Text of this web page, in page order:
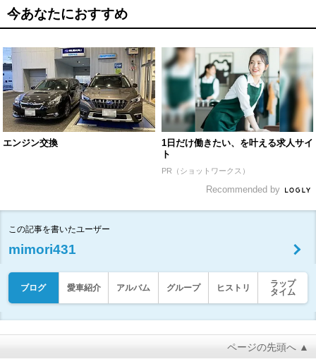
今あなたにおすすめ
エンジン交換
1日だけ働きたい、を叶える求人サイ
ト
PR（ショットワークス）
Recommended by
この記事を書いたユーザー
mimori431
ブログ 愛車紹介 アルバム グループ ヒストリ
ラップ
タイム
ページの先頭へ ▲